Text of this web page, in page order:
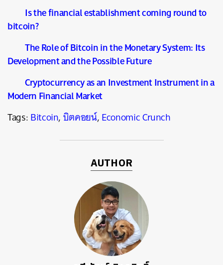
Is the financial establishment coming round to
bitcoin?
The Role of Bitcoin in the Monetary System: Its
Development and the Possible Future
Cryptocurrency as an Investment Instrument in a
Modern Financial Market
Tags:Bitcoin,บิตคอยน์,Economic Crunch
AUTHOR